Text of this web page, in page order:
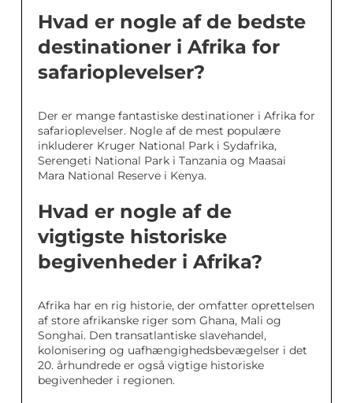
Hvad er nogle af de bedste
destinationer i Afrika for
safarioplevelser?
Der er mange fantastiske destinationer i Afrika for
safarioplevelser. Nogle af de mest populære
inkluderer Kruger National Park i Sydafrika,
Serengeti National Park i Tanzania og Maasai
Mara National Reserve i Kenya.
Hvad er nogle af de
vigtigste historiske
begivenheder i Afrika?
Afrika har en rig historie, der omfatter oprettelsen
af store afrikanske riger som Ghana, Mali og
Songhai. Den transatlantiske slavehandel,
kolonisering og uafhængighedsbevægelser i det
20. århundrede er også vigtige historiske
begivenheder i regionen.